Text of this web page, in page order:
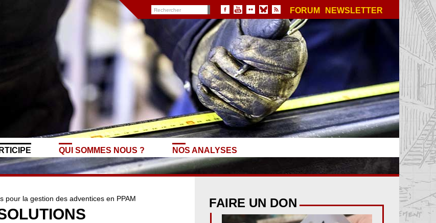
FORUM NEWSLETTER
QUI SOMMES NOUS ? NOS ANALYSES
pour la gestion des adventices en PPAM FAIRE UN DON